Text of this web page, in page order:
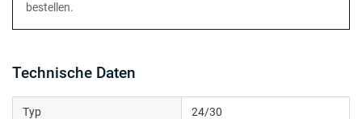
bestellen.
Technische Daten
Typ 24/30